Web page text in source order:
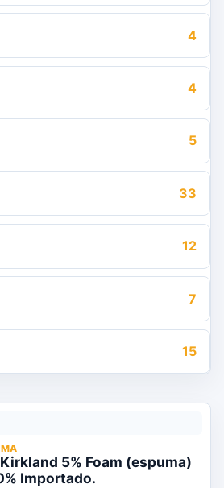
4
4
5
33
12
7
15
5% Foam (espuma)
Importado.